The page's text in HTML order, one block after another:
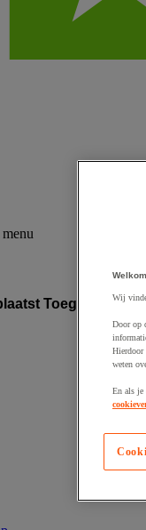
Toegevoegd
Wij
Door op
Hierdoor
weten
En als je